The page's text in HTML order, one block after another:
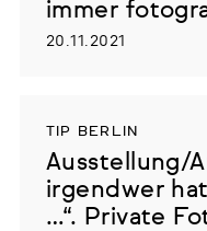
immer
20.11.2021
TIP BERLIN
Ausstellung/
irgendwer
…“. Private